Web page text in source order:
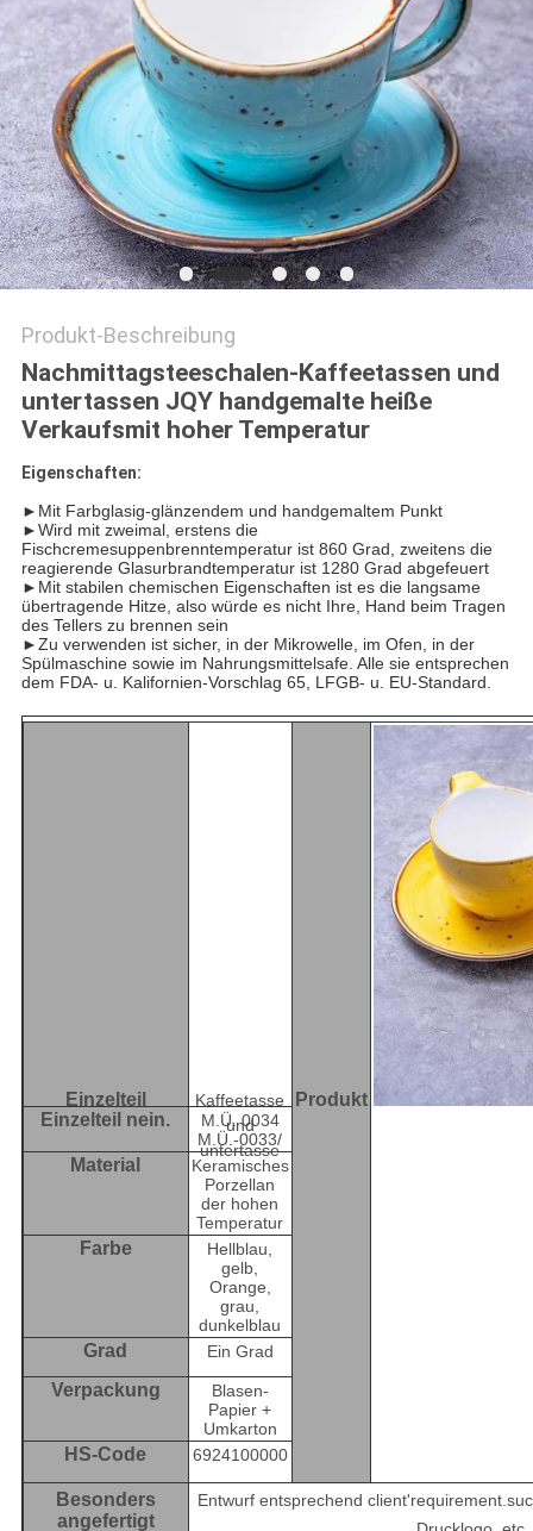
Produkt-Beschreibung
Nachmittagsteeschalen-Kaffeetassen und
untertassen JQY handgemalte heiße
Verkaufsmit hoher Temperatur
Eigenschaften:
►Mit Farbglasig-glänzendem und handgemaltem Punkt
►Wird mit zweimal, erstens die
Fischcremesuppenbrenntemperatur ist 860 Grad, zweitens die
reagierende Glasurbrandtemperatur ist 1280 Grad abgefeuert
►Mit stabilen chemischen Eigenschaften ist es die langsame
übertragende Hitze, also würde es nicht Ihre, Hand beim Tragen
des Tellers zu brennen sein
►Zu verwenden ist sicher, in der Mikrowelle, im Ofen, in der
Spülmaschine sowie im Nahrungsmittelsafe. Alle sie entsprechen
dem FDA- u. Kalifornien-Vorschlag 65, LFGB- u. EU-Standard.
Einzelteil
Kaffeetasse
und
untertasse
Produkt
Einzelteil nein.
M.Ü. 0034
M.Ü.-0033/
Material
Keramisches
Porzellan
der hohen
Temperatur
Farbe
Hellblau,
gelb,
Orange,
grau,
dunkelblau
Grad Ein Grad
Verpackung
Blasen-
Papier +
Umkarton
HS-Code 6924100000
Besonders
angefertigt
Entwurf entsprechend